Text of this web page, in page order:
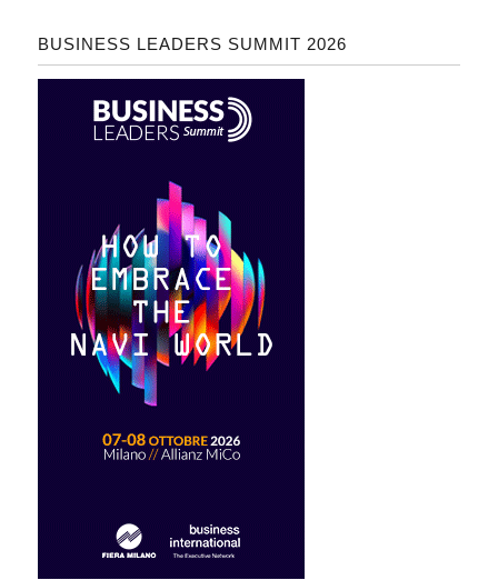
BUSINESS LEADERS SUMMIT 2026